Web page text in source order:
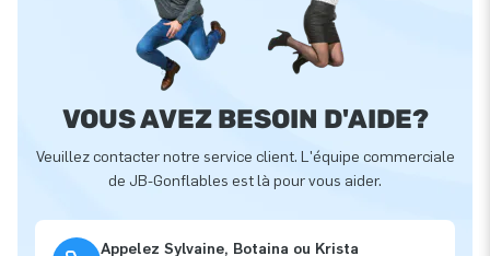
VOUS AVEZ BESOIN D'AIDE?
Veuillez contacter notre service client. L'équipe commerciale
de JB-Gonflables est là pour vous aider.
Appelez Sylvaine, Botaina ou Krista